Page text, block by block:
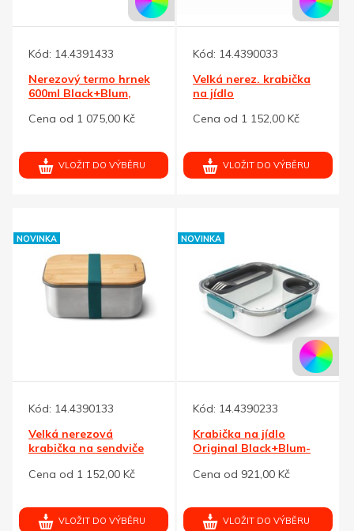
Kód: 14.4391433
Nerezový termo hrnek
600ml Black+Blum,
Cena od 1 075,00 Kč
VLOŽIT DO VÝBĚRU
Kód: 14.4390033
Velká nerez. krabička
na jídlo
Cena od 1 152,00 Kč
VLOŽIT DO VÝBĚRU
NOVINKA
Kód: 14.4390133
Velká nerezová
krabička na sendviče
Cena od 1 152,00 Kč
VLOŽIT DO VÝBĚRU
NOVINKA
Kód: 14.4390233
Krabička na jídlo
Original Black+Blum-
Cena od 921,00 Kč
VLOŽIT DO VÝBĚRU